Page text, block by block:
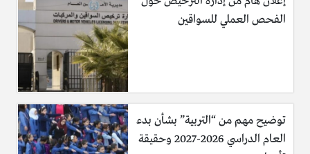
الفحص العملي للسواقين
توضيح مهم من “التربية” بشأن بدء
العام الدراسي 2026-2027 وحقيقة